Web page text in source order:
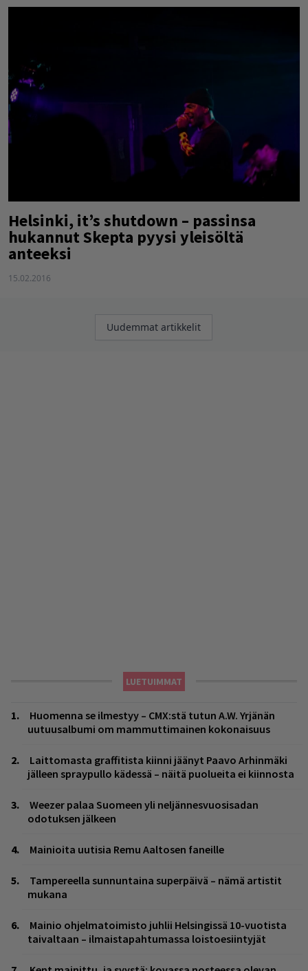
Helsinki, it’s shutdown – passinsa
hukannut Skepta pyysi yleisöltä
anteeksi
15.02.2016
Artikkelien
Uudemmat artikkelit
LUETUIMMAT
Huomenna se ilmestyy – CMX:stä tutun A.W. Yrjänän
uutuusalbumi om mammuttimainen kokonaisuus
Laittomasta graffitista kiinni jäänyt Paavo Arhinmäki
jälleen spraypullo kädessä – näitä puolueita ei kiinnosta
Weezer palaa Suomeen yli neljännesvuosisadan
odotuksen jälkeen
Mainioita uutisia Remu Aaltosen faneille
Tampereella sunnuntaina superpäivä – nämä artistit
mukana
Mainio ohjelmatoimisto juhlii Helsingissä 10-vuotista
taivaltaan – ilmaistapahtumassa loistoesiintyjät